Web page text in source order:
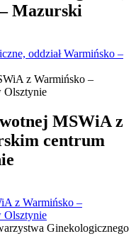
Mazurski
oddział Warmińsko –
MSWiA z
centrum
z Warmińsko –
Olsztynie